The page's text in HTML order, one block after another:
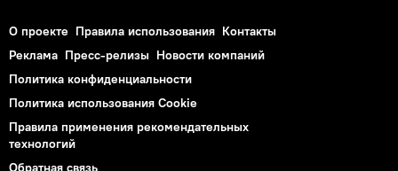
О проекте Правила использования Контакты
Реклама Пресс-релизы Новости компаний
Политика конфиденциальности
Политика использования Cookie
Правила применения рекомендательных
технологий
Обратная связь